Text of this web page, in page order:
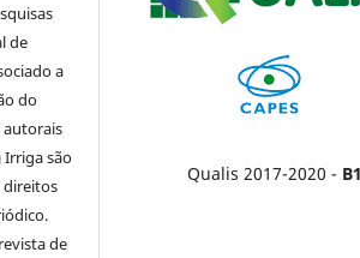
de
a
do
Irriga são
direitos
de
Qualis 2017-2020 - B1